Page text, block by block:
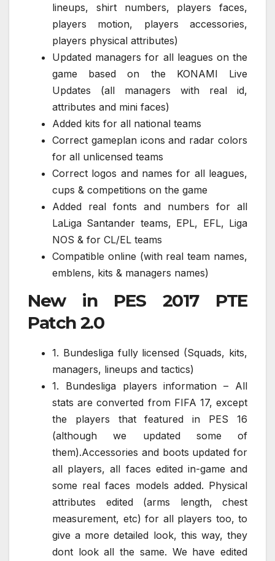
lineups, shirt numbers, players faces,
players motion, players accessories,
players physical attributes)
Updated managers for all leagues on the
game based on the KONAMI Live
Updates (all managers with real id,
attributes and mini faces)
Added kits for all national teams
Correct gameplan icons and radar colors
for all unlicensed teams
Correct logos and names for all leagues,
cups & competitions on the game
Added real fonts and numbers for all
LaLiga Santander teams, EPL, EFL, Liga
NOS & for CL/EL teams
Compatible online (with real team names,
emblens, kits & managers names)
New in PES 2017 PTE
Patch 2.0
1. Bundesliga fully licensed (Squads, kits,
managers, lineups and tactics)
1. Bundesliga players information – All
stats are converted from FIFA 17, except
the players that featured in PES 16
(although we updated some of
them).Accessories and boots updated for
all players, all faces edited in-game and
some real faces models added. Physical
attributes edited (arms length, chest
measurement, etc) for all players too, to
give a more detailed look, this way, they
dont look all the same. We have edited